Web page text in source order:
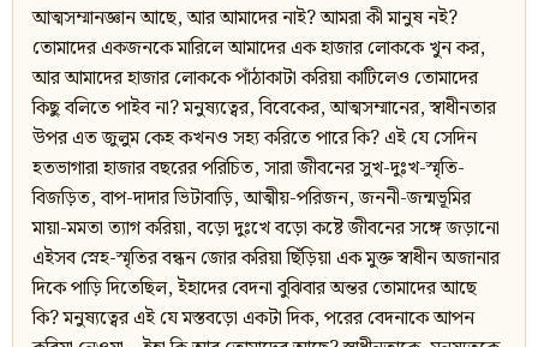
আত্মসম্মানজ্ঞান আছে, আর আমাদের নাই? আমরা কী মানুষ নই?
তোমাদের একজনকে মারিলে আমাদের এক হাজার লোককে খুন কর,
আর আমাদের হাজার লোককে পাঁঠাকাটা করিয়া কাটিলেও তোমাদের
কিছু বলিতে পাইব না? মনুষ্যত্বের, বিবেকের, আত্মসম্মানের, স্বাধীনতার
উপর এত জুলুম কেহ কখনও সহ্য করিতে পারে কি? এই যে সেদিন
হতভাগারা হাজার বছরের পরিচিত, সারা জীবনের সুখ-দুঃখ-স্মৃতি-
বিজড়িত, বাপ-দাদার ভিটাবাড়ি, আত্মীয়-পরিজন, জননী-জন্মভূমির
মায়া-মমতা ত্যাগ করিয়া, বড়ো দুঃখে বড়ো কষ্টে জীবনের সঙ্গে জড়ানো
এইসব স্নেহ-স্মৃতির বন্ধন জোর করিয়া ছিঁড়িয়া এক মুক্ত স্বাধীন অজানার
দিকে পাড়ি দিতেছিল, ইহাদের বেদনা বুঝিবার অন্তর তোমাদের আছে
কি? মনুষ্যত্বের এই যে মস্তবড়ো একটা দিক, পরের বেদনাকে আপন